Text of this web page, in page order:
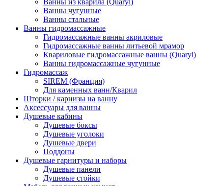
Ванны из кварила (Quaryl)
Ванны чугунные
Ванны стальные
Ванны гидромассажные
Гидромассажные ванны акриловые
Гидромассажные ванны литьевой мрамор
Квариловые гидромассажные ванны (Quaryl)
Ванны гидромассажные чугунные
Гидромассаж
SIREM (Франция)
Для каменных ванн/Кварил
Шторки / карнизы на ванну
Аксессуары для ванны
Душевые кабины
Душевые боксы
Душевые уголоки
Душевые двери
Поддоны
Душевые гарнитуры и наборы
Душевые панели
Душевые стойки